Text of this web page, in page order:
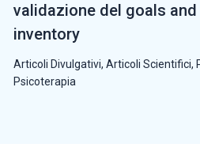
validazione del goals
inventory
Articoli Divulgativi, Articoli Scientifici,
Psicoterapia